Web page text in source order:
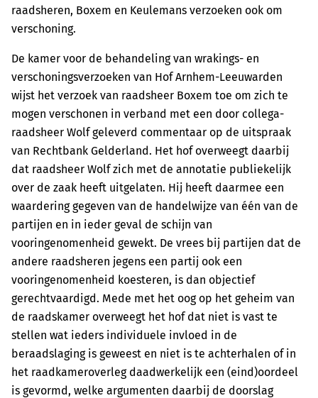
raadsheren, Boxem en Keulemans verzoeken ook om
verschoning.
De kamer voor de behandeling van wrakings- en
verschoningsverzoeken van Hof Arnhem-Leeuwarden
wijst het verzoek van raadsheer Boxem toe om zich te
mogen verschonen in verband met een door collega-
raadsheer Wolf geleverd commentaar op de uitspraak
van Rechtbank Gelderland. Het hof overweegt daarbij
dat raadsheer Wolf zich met de annotatie publiekelijk
over de zaak heeft uitgelaten. Hij heeft daarmee een
waardering gegeven van de handelwijze van één van de
partijen en in ieder geval de schijn van
vooringenomenheid gewekt. De vrees bij partijen dat de
andere raadsheren jegens een partij ook een
vooringenomenheid koesteren, is dan objectief
gerechtvaardigd. Mede met het oog op het geheim van
de raadskamer overweegt het hof dat niet is vast te
stellen wat ieders individuele invloed in de
beraadslaging is geweest en niet is te achterhalen of in
het raadkameroverleg daadwerkelijk een (eind)oordeel
is gevormd, welke argumenten daarbij de doorslag